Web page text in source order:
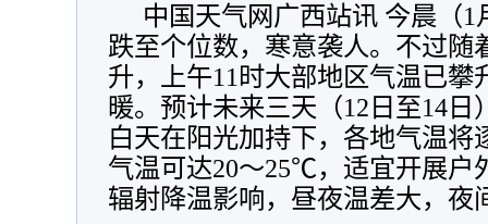
中国天气网广西站讯 今晨（
跌至个位数，寒意袭人。不过随
升，上午11时大部地区气温已
暖。预计未来三天（12日至14
白天在阳光加持下，各地气温将
气温可达20～25℃，适宜开展户
辐射降温影响，昼夜温差大，夜